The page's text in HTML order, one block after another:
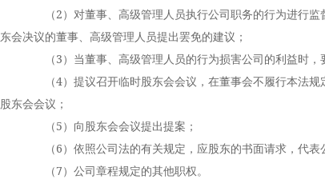
（2）对董事、高级管理人员执行公司职务的行为进行监
东会决议的董事、高级管理人员提出罢免的建议；
（3）当董事、高级管理人员的行为损害公司的利益时，
（4）提议召开临时股东会会议，在董事会不履行本法规
股东会会议；
（5）向股东会会议提出提案；
（6）依照公司法的有关规定，应股东的书面请求，代表
（7）公司章程规定的其他职权。